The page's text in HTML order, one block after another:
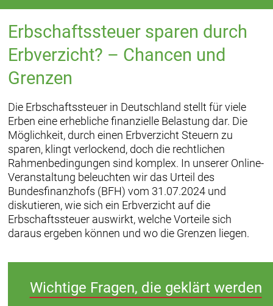
Erbschaftssteuer sparen durch
Erbverzicht? – Chancen und
Grenzen
Die Erbschaftssteuer in Deutschland stellt für viele
Erben eine erhebliche finanzielle Belastung dar. Die
Möglichkeit, durch einen Erbverzicht Steuern zu
sparen, klingt verlockend, doch die rechtlichen
Rahmenbedingungen sind komplex. In unserer Online-
Veranstaltung beleuchten wir das Urteil des
Bundesfinanzhofs (BFH) vom 31.07.2024 und
diskutieren, wie sich ein Erbverzicht auf die
Erbschaftssteuer auswirkt, welche Vorteile sich
daraus ergeben können und wo die Grenzen liegen.
Wichtige Fragen, die geklärt werden